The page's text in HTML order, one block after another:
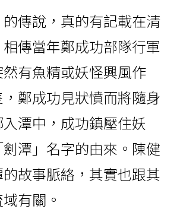
傳說，真的有記載在清
傳當年鄭成功部隊行軍
有魚精或妖怪興風作
鄭成功見狀憤而將隨身
潭中，成功鎮壓住妖
潭」名字的由來。陳健
故事脈絡，其實也跟其
有關。